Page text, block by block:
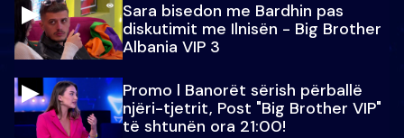
Sara bisedon me Bardhin pas
diskutimit me Ilnisën - Big Brother
Albania VIP 3
Promo l Banorët sërish përballë
njëri-tjetrit, Post "Big Brother VIP"
të shtunën ora 21:00!